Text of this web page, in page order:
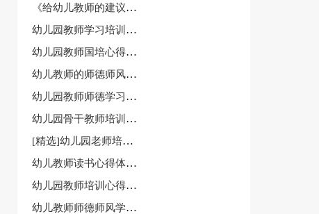
《给幼儿教师的建议》读后感【精品】
幼儿园教师学习培训心得体会【精选】
幼儿园教师国培心得体会精选(15篇)
幼儿教师的师德师风学习心得体会（范例15篇）
幼儿园教师师德学习心得
幼儿园骨干教师培训心得体会[精]
[精选]幼儿园老师培训心得体会15篇
幼儿教师读书心得体会[合集15篇]
幼儿园教师培训心得体会锦集[15篇]
幼儿教师师德师风学习心得[通用]